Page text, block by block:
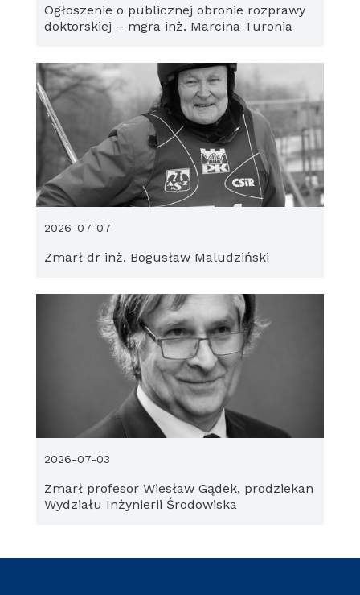
Ogłoszenie o publicznej obronie rozprawy
doktorskiej – mgra inż. Marcina Turonia
Zmarł dr inż. Bogusław Maludziński
2026-07-07
Zmarł profesor Wiesław Gądek, prodziekan
Wydziału Inżynierii Środowiska
2026-07-03